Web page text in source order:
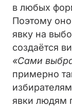
в любых
Поэтому
явку на
создаётся
«Сами
примерно
явки людям